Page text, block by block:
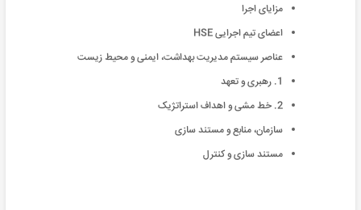
مزایای اجرا
اعضای تیم اجرایی HSE
عناصر سیستم مدیریت بهداشت، ایمنی و محیط زیست
1. رهبری و تعهد
2. خط مشی و اهداف استراتژیک
سازمان، منابع و مستند سازی
مستند سازی و کنترل